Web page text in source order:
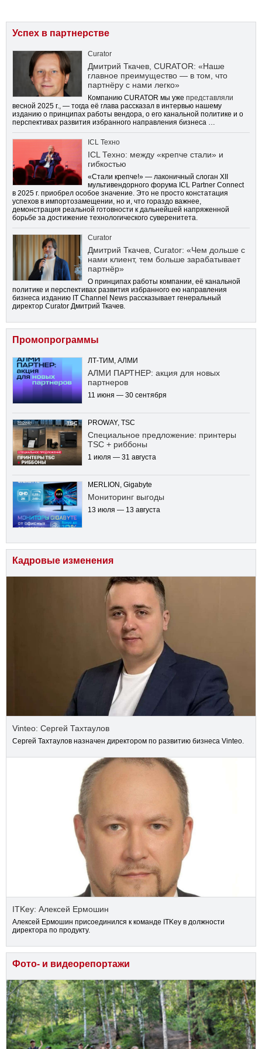
Успех в партнерстве
Curator
Дмитрий Ткачев, CURATOR: «Наше
главное преимущество — в том, что
партнёру с нами легко»
Компанию CURATOR мы уже представляли
весной 2025 г., — тогда её глава рассказал в интервью нашему
изданию о принципах работы вендора, о его канальной политике и о
перспективах развития избранного направления бизнеса …
ICL Техно
ICL Техно: между «крепче стали» и
гибкостью
«Стали крепче!» — лаконичный слоган XII
мультивендорного форума ICL Partner Connect
в 2025 г. приобрел особое значение. Это не просто констатация
успехов в импортозамещении, но и, что гораздо важнее,
демонстрация реальной готовности к дальнейшей напряженной
борьбе за достижение технологического суверенитета.
Curator
Дмитрий Ткачев, Curator: «Чем дольше с
нами клиент, тем больше зарабатывает
партнёр»
О принципах работы компании, её канальной
политике и перспективах развития избранного ею направления
бизнеса изданию IT Channel News рассказывает генеральный
директор Curator Дмитрий Ткачев.
Промопрограммы
ЛТ-ТИМ, АЛМИ
АЛМИ ПАРТНЕР: акция для новых
партнеров
11 июня — 30 сентября
PROWAY, TSC
Специальное предложение: принтеры
TSC + риббоны
1 июля — 31 августа
MERLION, Gigabyte
Мониторинг выгоды
13 июля — 13 августа
Кадровые изменения
Vinteo: Сергей Тахтаулов
Сергей Тахтаулов назначен директором по развитию бизнеса Vinteo.
ITKey: Алексей Ермошин
Алексей Ермошин присоединился к команде ITKey в должности
директора по продукту.
Фото- и видеорепортажи